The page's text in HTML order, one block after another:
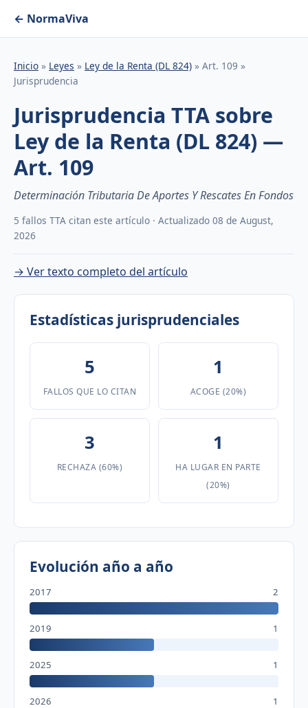
← NormaViva
Inicio » Leyes » Ley de la Renta (DL 824) » Art. 109 »
Jurisprudencia
Jurisprudencia TTA sobre
Ley de la Renta (DL 824) —
Art. 109
Determinación Tributaria De Aportes Y Rescates En Fondos
5 fallos TTA citan este artículo · Actualizado 08 de August,
2026
→ Ver texto completo del artículo
Estadísticas jurisprudenciales
5
FALLOS QUE LO CITAN
1
ACOGE (20%)
3
RECHAZA (60%)
1
HA LUGAR EN PARTE
(20%)
Evolución año a año
2017 2
2019 1
2025 1
2026 1